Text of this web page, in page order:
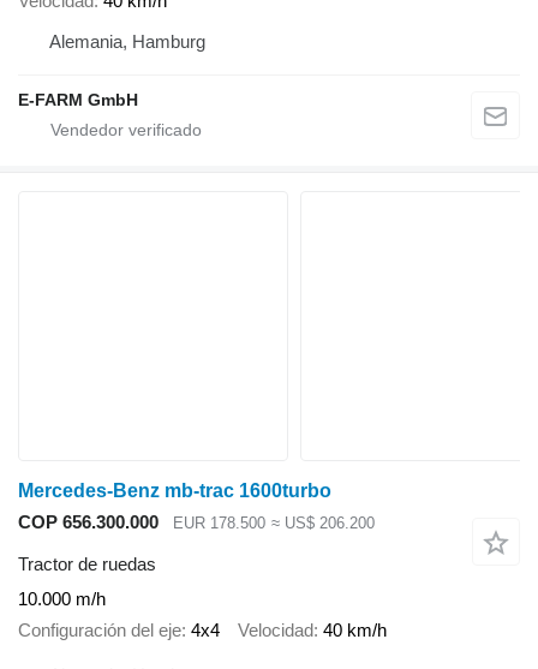
Alemania, Hamburg
E-FARM GmbH
Mercedes-Benz mb-trac 1600turbo
COP 656.300.000
EUR 178.500 ≈ US$ 206.200
Tractor de ruedas
10.000 m/h
Configuración del eje 4x4 Velocidad 40 km/h